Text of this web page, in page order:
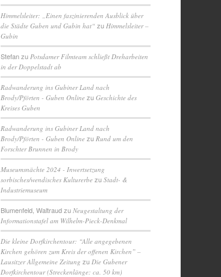
Himmelsleiter: „Einen faszinierenden Ausblick über
die Städte Guben und Gubin hat“ zu Himmelsleiter –
Gubin
Stefanzu Potsdamer Filmteam schließt Dreharbeiten
in der Doppelstadt ab
Radwanderung ins Gubiner Land nach
Brody/Pförten - Guben Online zuGeschichte des
Kreises Guben
Radwanderung ins Gubiner Land nach
Brody/Pförten - Guben Online zu Rund um den
Forschter Brunnen in Brody
Museumsnächte 2024 - Inwertsetzung
sorbisches/wendisches Kulturerbe zuStadt- &
Industriemuseum
Blumenfeld, WaltraudzuNeugestaltung der
Informationstafel am Wilhelm-Pieck-Denkmal
Die kleine Dorfkirchentour: “Alle angegebenen
Kirchen gehören zum Kreis der offenen Kirchen” –
Lausitzer Allgemeine Zeitung zu Die Gubener
Dorfkirchentour (Streckenlänge: ca. 50 km)